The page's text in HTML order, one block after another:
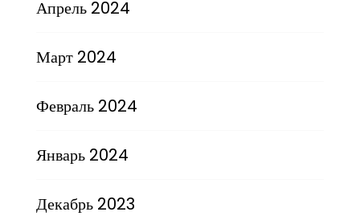
Апрель 2024
Март 2024
Февраль 2024
Январь 2024
Декабрь 2023